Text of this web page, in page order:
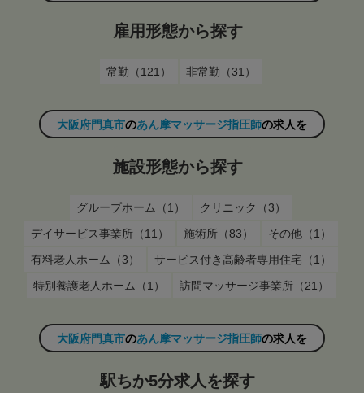
雇用形態から探す
常勤（121） 非常勤（31）
大阪府門真市のあん摩マッサージ指圧師の求人を
施設形態から探す
グループホーム（1）
クリニック（3）
デイサービス事業所（11）
施術所（83）
その他（1）
有料老人ホーム（3）
サービス付き高齢者専用住宅（1）
特別養護老人ホーム（1）
訪問マッサージ事業所（21）
大阪府門真市のあん摩マッサージ指圧師の求人を
駅ちか5分求人を探す